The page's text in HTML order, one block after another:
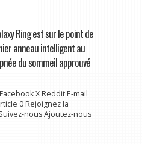
Ring est sur le point de
anneau intelligent au
du sommeil approuvé
X Reddit E-mail
0 Rejoignez la
nous Ajoutez-nous